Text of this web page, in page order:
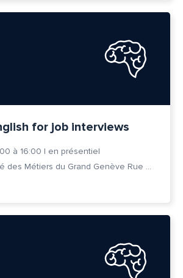
for job interviews
à 16:00 | en présentiel
Cité des Métiers du Grand Genève Rue Prévost-Martin 6 1205 Genève